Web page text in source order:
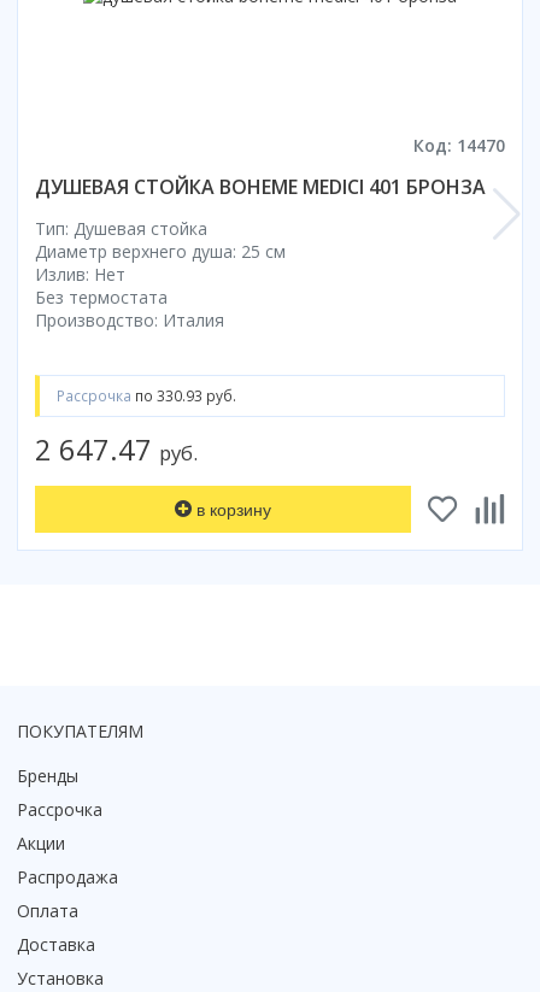
Код: 14470
ДУШЕВАЯ СТОЙКА BOHEME MEDICI 401 БРОНЗА
Тип: Душевая стойка
Диаметр верхнего душа: 25 см
Излив: Нет
Без термостата
Производство: Италия
Рассрочка по 330.93 руб.
2 647.47 руб.
в корзину
ПОКУПАТЕЛЯМ
Бренды
Рассрочка
Акции
Распродажа
Оплата
Доставка
Установка